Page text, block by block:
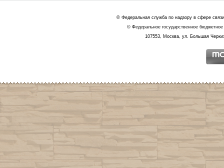
© Федеральная служба по надзору в сфере
© Федеральное государственное
107553, Москва, ул. Большая